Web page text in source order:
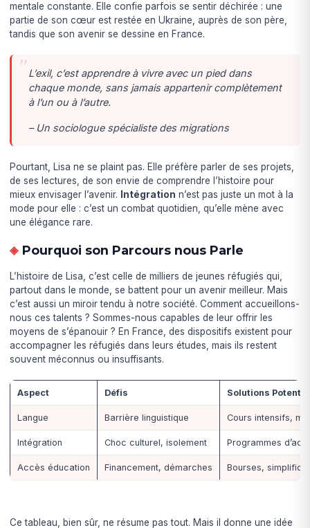
mentale constante. Elle confie parfois se sentir déchirée : une
partie de son cœur est restée en Ukraine, auprès de son père,
tandis que son avenir se dessine en France.
L’exil, c’est apprendre à vivre avec un pied dans
chaque monde, sans jamais appartenir complètement
à l’un ou à l’autre.
– Un sociologue spécialiste des migrations
Pourtant, Lisa ne se plaint pas. Elle préfère parler de ses projets,
de ses lectures, de son envie de comprendre l’histoire pour
mieux envisager l’avenir. Intégration n’est pas juste un mot à la
mode pour elle : c’est un combat quotidien, qu’elle mène avec
une élégance rare.
Pourquoi son Parcours nous Parle
L’histoire de Lisa, c’est celle de milliers de jeunes réfugiés qui,
partout dans le monde, se battent pour un avenir meilleur. Mais
c’est aussi un miroir tendu à notre société. Comment accueillons-
nous ces talents ? Sommes-nous capables de leur offrir les
moyens de s’épanouir ? En France, des dispositifs existent pour
accompagner les réfugiés dans leurs études, mais ils restent
souvent méconnus ou insuffisants.
Aspect Défis Solutions
Langue Barrière linguistique Cours intensifs,
Intégration Choc culturel, isolement Programmes
Accès éducation Financement, démarches Bourses,
Ce tableau, bien sûr, ne résume pas tout. Mais il donne une idée